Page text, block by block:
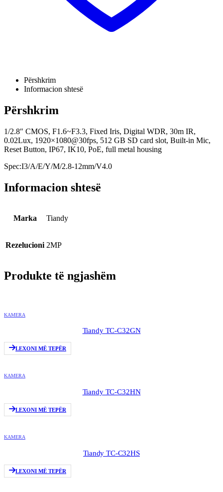
Përshkrim
Informacion shtesë
Përshkrim
1/2.8″ CMOS, F1.6~F3.3, Fixed Iris, Digital WDR, 30m IR,
0.02Lux, 1920×1080@30fps, 512 GB SD card slot, Built-in Mic,
Reset Button, IP67, IK10, PoE, full metal housing
Spec:I3/A/E/Y/M/2.8-12mm/V4.0
Informacion shtesë
Marka Tiandy
Rezelucioni 2MP
Produkte të ngjashëm
KAMERA
Tiandy TC-C32GN
LEXONI MË TEPËR
KAMERA
Tiandy TC-C32HN
LEXONI MË TEPËR
KAMERA
Tiandy TC-C32HS
LEXONI MË TEPËR